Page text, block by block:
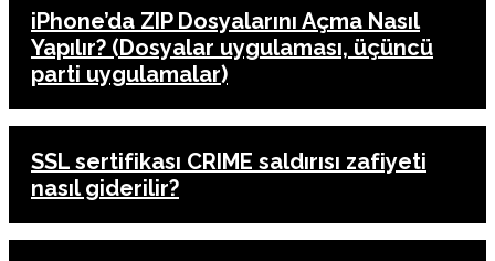
iPhone’da ZIP Dosyalarını Açma Nasıl
Yapılır? (Dosyalar uygulaması, üçüncü
parti uygulamalar)
SSL sertifikası CRIME saldırısı zafiyeti
nasıl giderilir?